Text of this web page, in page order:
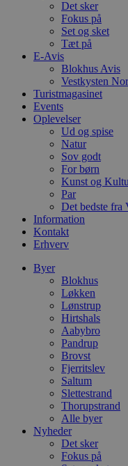
Det sker
Fokus på
Set og sket
Tæt på
E-Avis
Blokhus Avis
Vestkysten
Turistmagasinet
Events
Oplevelser
Ud og spise
Natur
Sov godt
For børn
Kunst og
Par
Det bedste fra
Information
Kontakt
Erhverv
Byer
Blokhus
Løkken
Lønstrup
Hirtshals
Aabybro
Pandrup
Brovst
Fjerritslev
Saltum
Slettestrand
Thorupstrand
Alle byer
Nyheder
Det sker
Fokus på